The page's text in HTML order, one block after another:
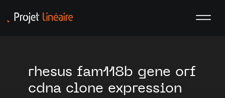
rhesus fam118b gene orf
cdna clone expression